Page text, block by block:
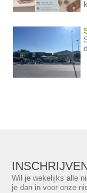
Wil je wekelijks alle
je dan in voor onze